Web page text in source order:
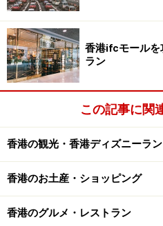
お店の名前のとおり、おす
ほどよくクリーミーなので
だくと爽やか。寒い時期は暖
ンで体をあたためられます。
ート味もあり、オーダーす
またデザートだけでなく麺
富。しかもお値段は20香港
いしいので、ちょっと小腹
ね。
香港ifcモールを
ラン
この記事に関
香港の観光・香港ディズニーラ
香港のお土産・ショッピング
香港のグルメ・レストラン